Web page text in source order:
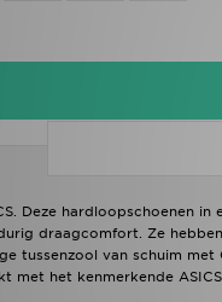
Deze hardloopschoenen
draagcomfort. Ze
tussenzool van schuim
met het kenmerkende